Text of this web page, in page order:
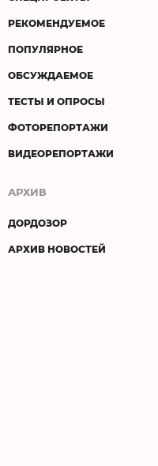
РЕКОМЕНДУЕМОЕ
ПОПУЛЯРНОЕ
ОБСУЖДАЕМОЕ
ТЕСТЫ И ОПРОСЫ
ФОТОРЕПОРТАЖИ
ВИДЕОРЕПОРТАЖИ
АРХИВ
ДОРДОЗОР
АРХИВ НОВОСТЕЙ